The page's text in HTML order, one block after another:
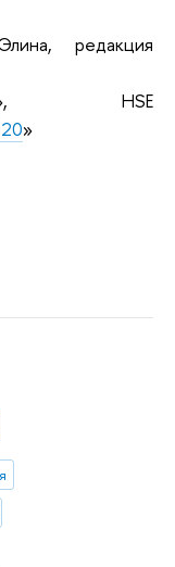
редакция
HSE
»